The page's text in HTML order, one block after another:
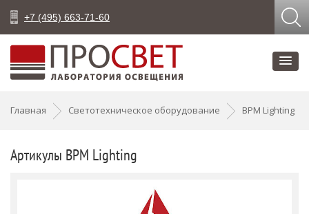
+7 (495) 663-71-60
Главная Светотехническое оборудование BPM Lighting
Артикулы BPM Lighting